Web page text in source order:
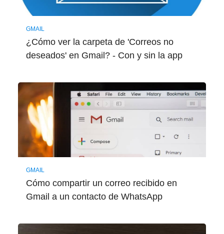
GMAIL
¿Cómo ver la carpeta de 'Correos no
deseados' en Gmail? - Con y sin la app
GMAIL
Cómo compartir un correo recibido en
Gmail a un contacto de WhatsApp